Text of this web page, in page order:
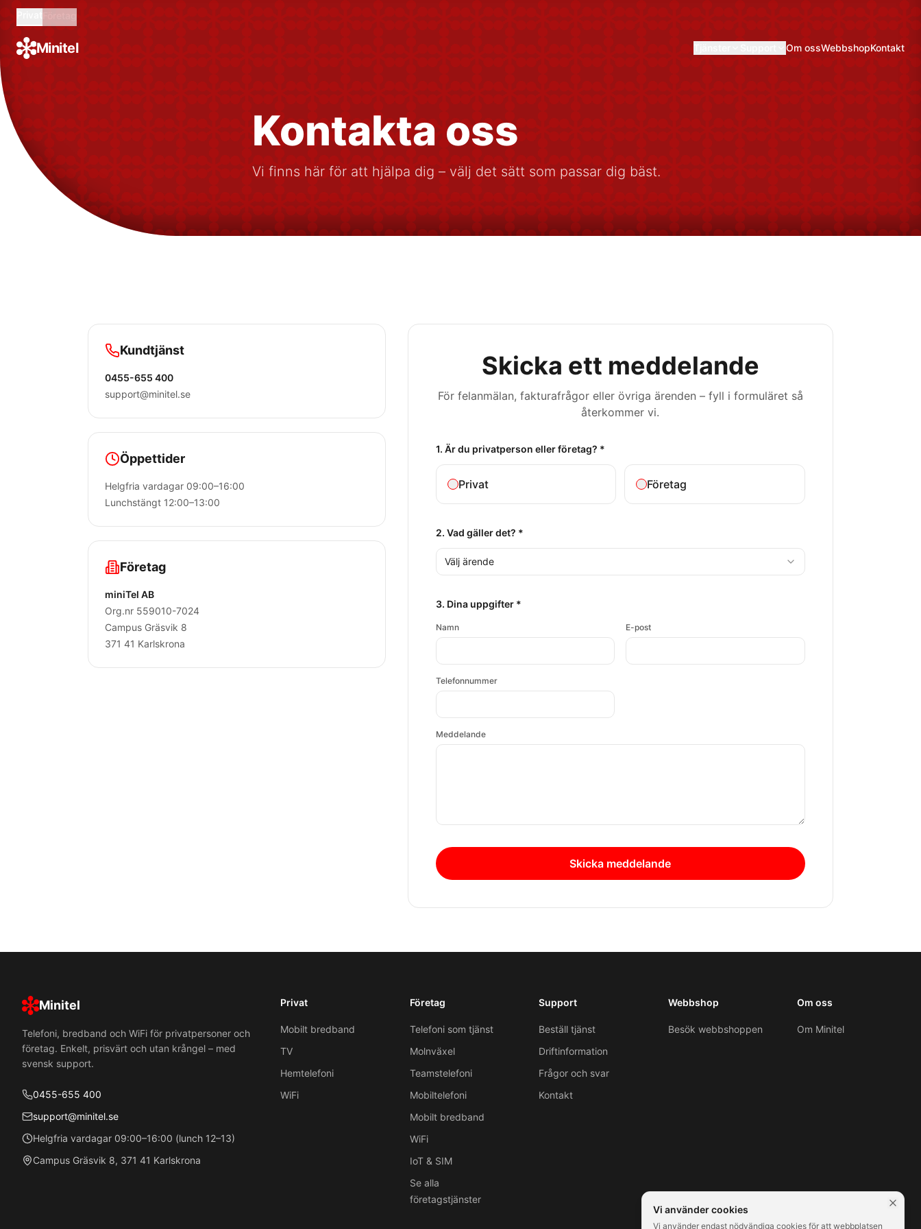
Minitel Om ossWebbshopKontakt
Kontakta oss
Vi finns här för att hjälpa dig – välj det sätt som passar dig bäst.
Kundtjänst
0455-655 400
support@minitel.se
Öppettider
Helgfria vardagar 09:00–16:00
Lunchstängt 12:00–13:00
Företag
miniTel AB
Org.nr 559010-7024
Campus Gräsvik 8
371 41 Karlskrona
Skicka ett meddelande
För felanmälan, fakturafrågor eller övriga ärenden – fyll i formuläret så
återkommer vi.
1. Är du privatperson eller företag? *
Privat Företag
2. Vad gäller det? *
Välj ärende
3. Dina uppgifter *
Namn E-post
Telefonnummer
Meddelande
Skicka meddelande
Minitel
Telefoni, bredband och WiFi för privatpersoner och
företag. Enkelt, prisvärt och utan krångel – med
svensk support.
0455-655 400
support@minitel.se
Helgfria vardagar 09:00–16:00 (lunch 12–13)
Campus Gräsvik 8, 371 41 Karlskrona
Privat
Mobilt bredband
TV
Hemtelefoni
WiFi
Företag
Telefoni som tjänst
Molnväxel
Teamstelefoni
Mobiltelefoni
Mobilt bredband
WiFi
IoT & SIM
Se alla
företagstjänster
Support
Beställ tjänst
Driftinformation
Frågor och svar
Kontakt
Webbshop
Besök webbshoppen
Om oss
Om Minitel
Vi använder cookies
Vi använder endast nödvändiga cookies för att webbplatsen